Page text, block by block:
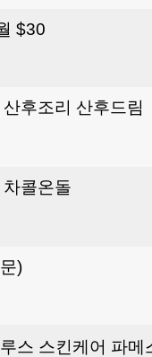
$30
후조리 산후드림
콜온돌
)
킨케어 파메스